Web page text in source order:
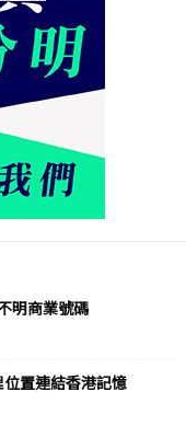
明商業號碼
位置連結香港記憶